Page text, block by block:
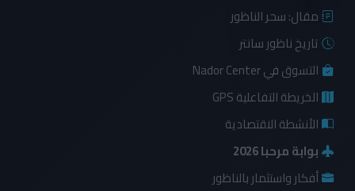
مقال: سحر الناظور
تاريخ ناظور سانتر
التسوق في Nador Center
الخريطة التفاعلية GPS
الأنشطة الاقتصادية
بوابة مرحبا 2026
أفكار واستثمار بالناظور